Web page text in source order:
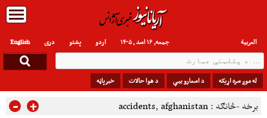
English دری پشتو العربیة اردو جمعه, ۱۶ اسد , ۱۴۰۵
له موږ سره اړیکه د اسعارو بیې د هوا حالات خبرپاڼه
برخه -څانګه : accidents, afghanistan
- +